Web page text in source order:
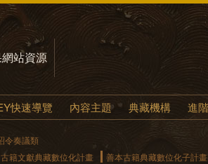
站資源
快速導覽 內容主題 典藏機構 進
令奏議類
古籍文獻典藏數位化計畫 善本古籍典藏數位化子計畫